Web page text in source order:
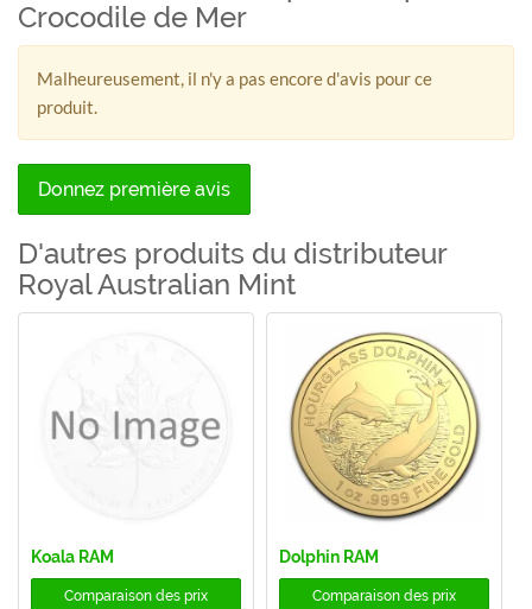
Crocodile de Mer
Malheureusement, il n'y a pas encore d'avis pour ce
produit.
Donnez première avis
D'autres produits du distributeur
Royal Australian Mint
Koala RAM
Comparaison des prix
Dolphin RAM
Comparaison des prix